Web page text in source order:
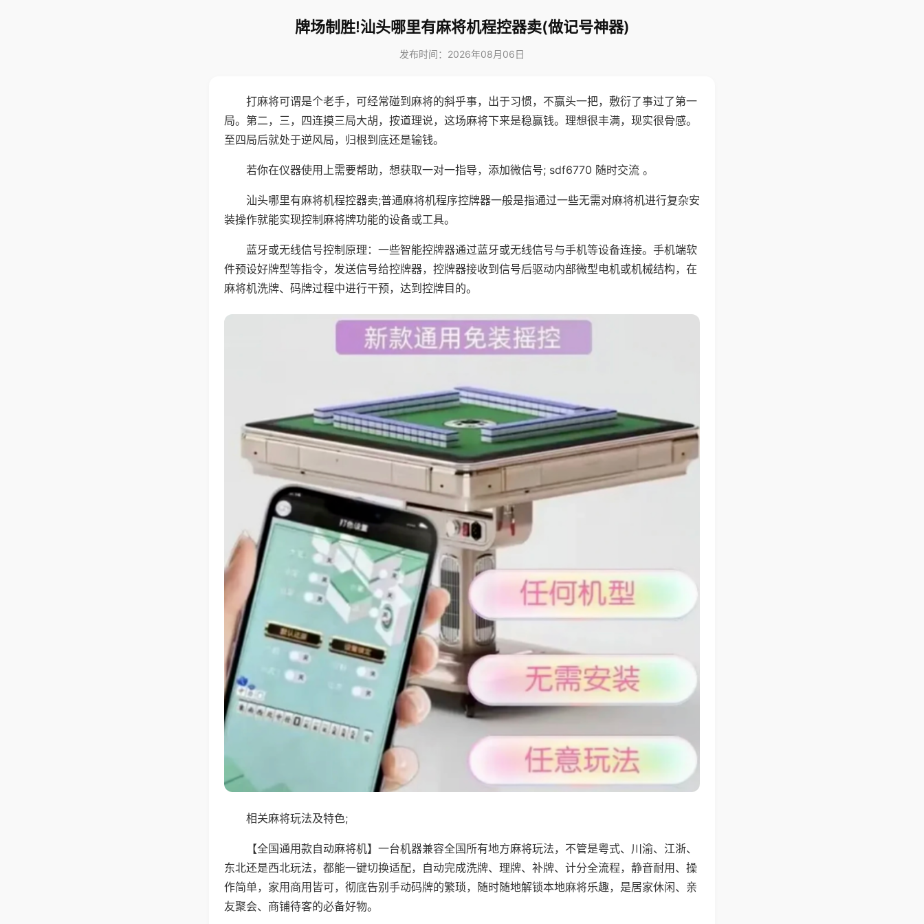
牌场制胜!汕头哪里有麻将机程控器卖(做记号神器)
发布时间：2026年08月06日
打麻将可谓是个老手，可经常碰到麻将的斜乎事，出于习惯，不赢头一把，敷衍了事过了第一
局。第二，三，四连摸三局大胡，按道理说，这场麻将下来是稳赢钱。理想很丰满，现实很骨感。
至四局后就处于逆风局，归根到底还是输钱。
若你在仪器使用上需要帮助，想获取一对一指导，添加微信号; sdf6770 随时交流 。
汕头哪里有麻将机程控器卖;普通麻将机程序控牌器一般是指通过一些无需对麻将机进行复杂安
装操作就能实现控制麻将牌功能的设备或工具。
蓝牙或无线信号控制原理：一些智能控牌器通过蓝牙或无线信号与手机等设备连接。手机端软
件预设好牌型等指令，发送信号给控牌器，控牌器接收到信号后驱动内部微型电机或机械结构，在
麻将机洗牌、码牌过程中进行干预，达到控牌目的。
相关麻将玩法及特色;
【全国通用款自动麻将机】一台机器兼容全国所有地方麻将玩法，不管是粤式、川渝、江浙、
东北还是西北玩法，都能一键切换适配，自动完成洗牌、理牌、补牌、计分全流程，静音耐用、操
作简单，家用商用皆可，彻底告别手动码牌的繁琐，随时随地解锁本地麻将乐趣，是居家休闲、亲
友聚会、商铺待客的必备好物。